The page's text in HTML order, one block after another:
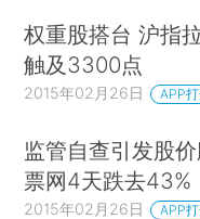
权重股搭台 沪指
触及3300点
2015年02月26日 APP
监管自查引发股
票网4天跌去43%
2015年02月26日 APP